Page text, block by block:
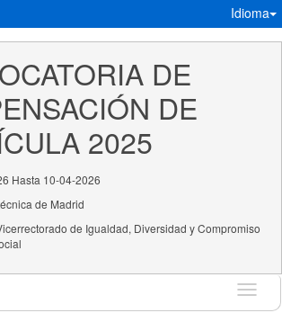
Idioma
DE
DE
2025
Hasta 10-04-2026
de Madrid
de Igualdad, Diversidad y Compromiso
Idioma